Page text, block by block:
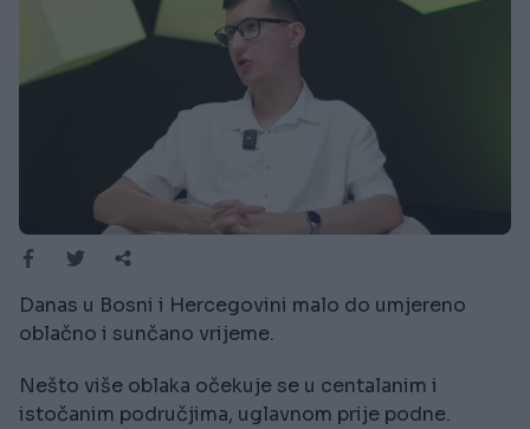
Danas u Bosni i Hercegovini malo do umjereno
oblačno i sunčano vrijeme.
Nešto više oblaka očekuje se u centalanim i
istočanim područjima, uglavnom prije podne.